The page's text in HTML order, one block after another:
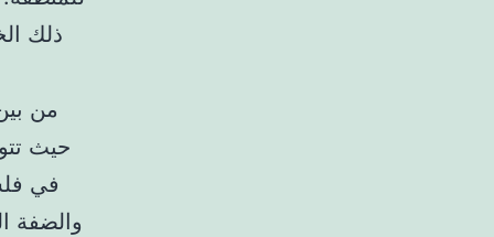
ذلك
من
حيث
في
والضفة